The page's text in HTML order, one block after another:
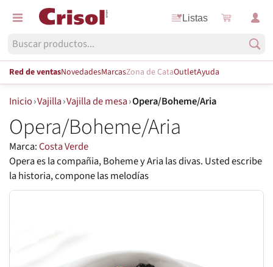
Listas
Red de ventasNovedadesMarcasZona de CataOutletAyuda
Inicio›Vajilla›Vajilla de mesa›Opera/Boheme/Aria
Opera/Boheme/Aria
Marca:Costa Verde
Opera es la compañia, Boheme y Aria las divas. Usted escribe
la historia, compone las melodías